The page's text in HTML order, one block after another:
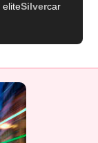
eliteSilvercar